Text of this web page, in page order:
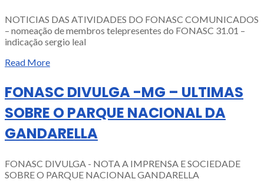
NOTICIAS DAS ATIVIDADES DO FONASC COMUNICADOS
– nomeação de membros telepresentes do FONASC 31.01 –
indicação sergio leal
Read More
FONASC DIVULGA -MG – ULTIMAS
SOBRE O PARQUE NACIONAL DA
GANDARELLA
FONASC DIVULGA - NOTA A IMPRENSA E SOCIEDADE
SOBRE O PARQUE NACIONAL GANDARELLA